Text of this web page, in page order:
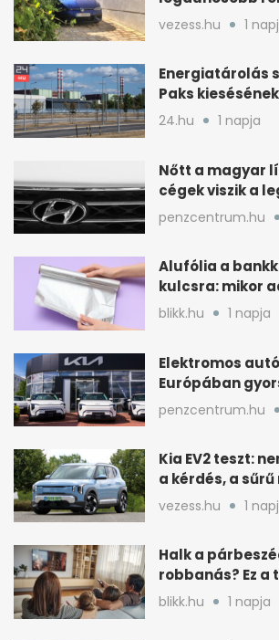
és az árát is
vezess.hu 1
Energiatárolás
Paks kiesésének
áthidalásában
Magyarországon
24.hu 1 napja
Nőtt a magyar
cégek viszik a
autót 2024-ben
penzcentrum.hu
Alufólia a
kulcsra: mikor
pluszvédelmet?
blikk.hu 1 napja
Elektromos
Európában
Magyarország
lemaradóban
penzcentrum.hu
Kia EV2 teszt:
a kérdés, a
dől el
vezess.hu 1
Halk a
robbanás? Ez a
beállítás segít
blikk.hu 1 napja